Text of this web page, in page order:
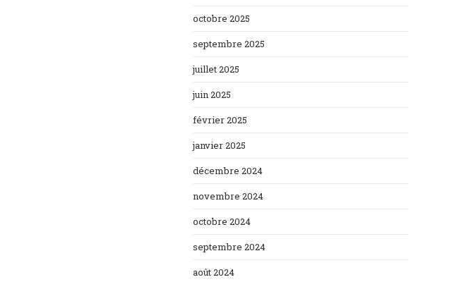
octobre 2025
septembre 2025
juillet 2025
juin 2025
février 2025
janvier 2025
décembre 2024
novembre 2024
octobre 2024
septembre 2024
août 2024